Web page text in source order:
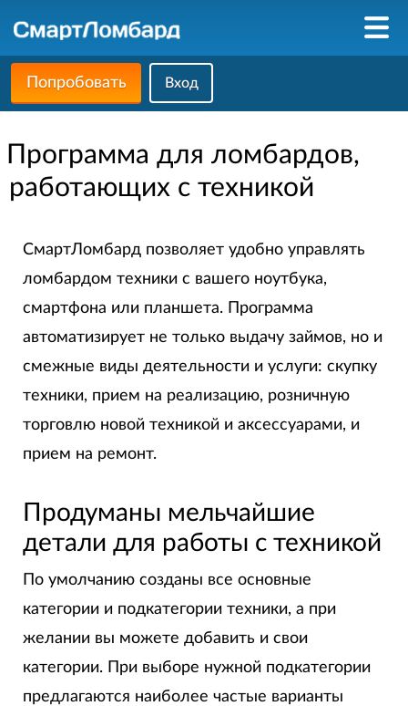
Попробовать Вход
Программа для ломбардов,
работающих с техникой
СмартЛомбард позволяет удобно управлять
ломбардом техники с вашего ноутбука,
смартфона или планшета. Программа
автоматизирует не только выдачу займов, но и
смежные виды деятельности и услуги: скупку
техники, прием на реализацию, розничную
торговлю новой техникой и аксессуарами, и
прием на ремонт.
Продуманы мельчайшие
детали для работы с техникой
По умолчанию созданы все основные
категории и подкатегории техники, а при
желании вы можете добавить и свои
категории. При выборе нужной подкатегории
предлагаются наиболее частые варианты